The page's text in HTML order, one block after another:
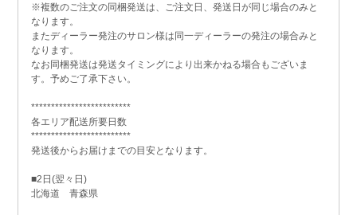
※複数のご注文の同梱発送は、ご注文日、発送日が同じ場合のみと
なります。
またディーラー発注のサロン様は同一ディーラーの発注の場合みと
なります。
なお同梱発送は発送タイミングにより出来かねる場合もございま
す。予めご了承下さい。
*************************
各エリア配送所要日数
*************************
発送後からお届けまでの目安となります。
■2日(翌々日)
北海道 青森県